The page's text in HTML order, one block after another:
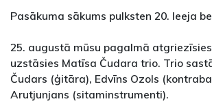
Pasākuma sākums pulksten 20. Ieeja
25. augustā mūsu pagalmā
uzstāsies Matīsa Čudara trio. Trio
Čudars (ģitāra), Edvīns Ozols
Arutjunjans (sitaminstrumenti).